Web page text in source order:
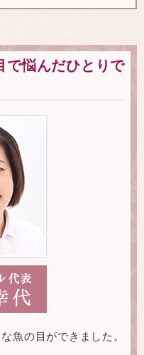
で悩んだひとりで
魚の目ができました。